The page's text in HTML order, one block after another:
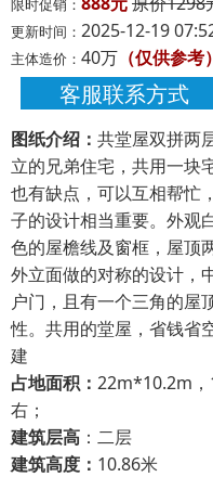
限时促销：
更新时间： 2025-12-19
主体造价： 40万 （仅供参考）
客服联系方式
图纸介绍： 共堂屋双拼两
立的兄弟住宅，共用一块
也有缺点，可以互相帮忙
子的设计相当重要。外观
色的屋檐线及窗框，屋顶
外立面做的对称的设计，
户门，且有一个三角的屋
性。共用的堂屋，省钱省
建
占地面积： 22m*10.2m，
右；
建筑层高 ：二层
建筑高度： 10.86米